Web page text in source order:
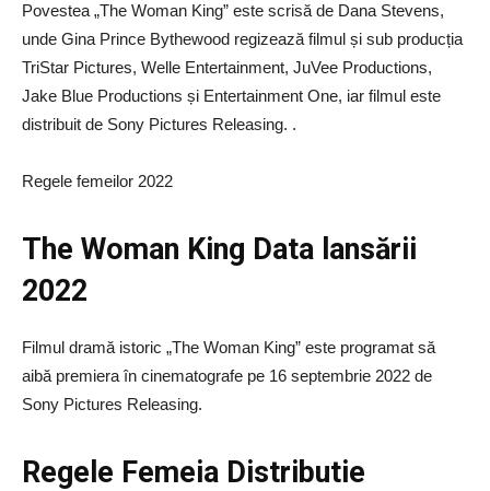
Povestea „The Woman King” este scrisă de Dana Stevens,
unde Gina Prince Bythewood regizează filmul și sub producția
TriStar Pictures, Welle Entertainment, JuVee Productions,
Jake Blue Productions și Entertainment One, iar filmul este
distribuit de Sony Pictures Releasing. .
Regele femeilor 2022
The Woman King Data lansării
2022
Filmul dramă istoric „The Woman King” este programat să
aibă premiera în cinematografe pe 16 septembrie 2022 de
Sony Pictures Releasing.
Regele Femeia Distributie